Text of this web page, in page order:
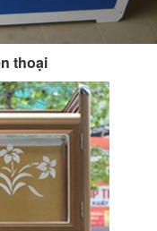
thoại